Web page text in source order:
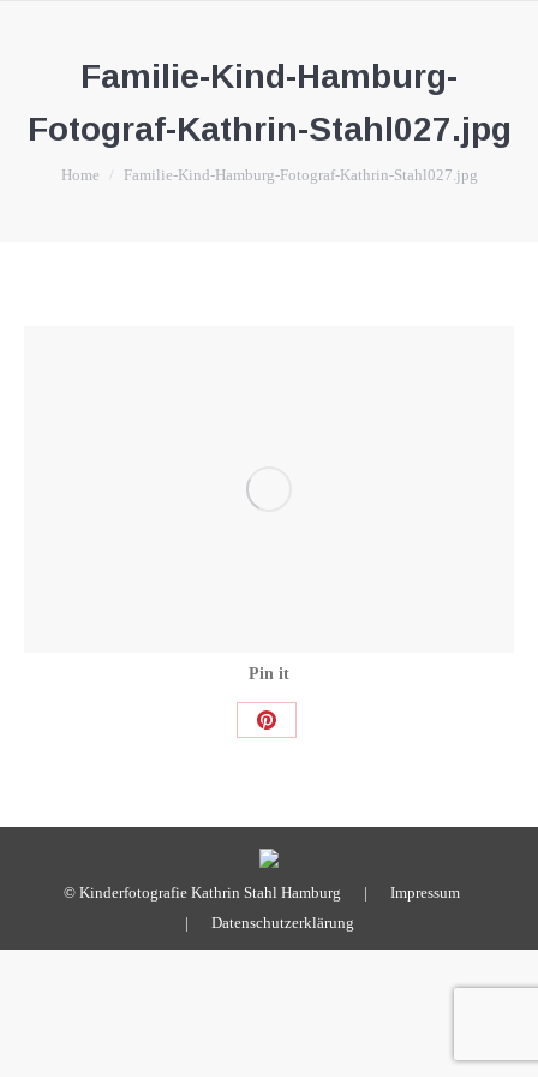
Familie-Kind-Hamburg-
Fotograf-Kathrin-Stahl027.jpg
You are here:
Home Familie-Kind-Hamburg-Fotograf-Kathrin-Stahl027.jpg
Pin it
Share
© Kinderfotografie Kathrin Stahl Hamburg | Impressum
| Datenschutzerklärung